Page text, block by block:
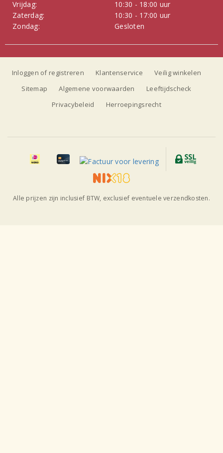
Vrijdag:
10:30 - 18:00 uur
Zaterdag:
10:30 - 17:00 uur
Zondag:
Gesloten
Inloggen of registreren Klantenservice
Veilig winkelen
Sitemap
Algemene voorwaarden
Leeftijdscheck
Privacybeleid
Herroepingsrecht
Alle prijzen zijn inclusief BTW, exclusief eventuele verzendkosten.